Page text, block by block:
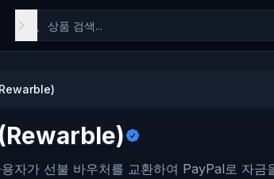
자가 선불 바우처를 교환하여 PayPal로 자금